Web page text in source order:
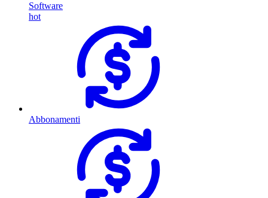
Software
hot
Abbonamenti